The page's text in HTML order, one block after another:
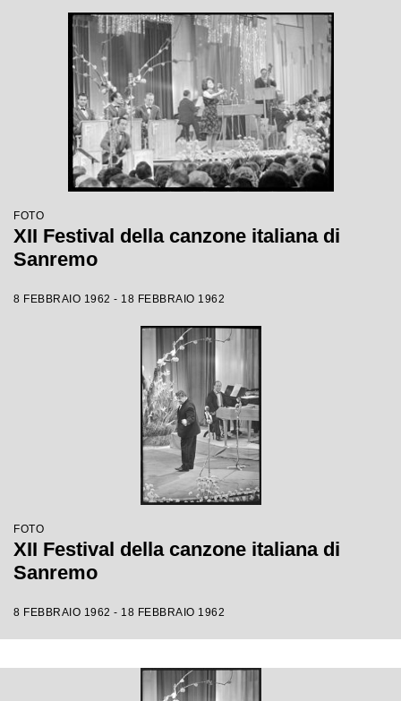
FOTO
XII Festival della canzone italiana di
Sanremo
8 FEBBRAIO 1962 - 18 FEBBRAIO 1962
FOTO
XII Festival della canzone italiana di
Sanremo
8 FEBBRAIO 1962 - 18 FEBBRAIO 1962